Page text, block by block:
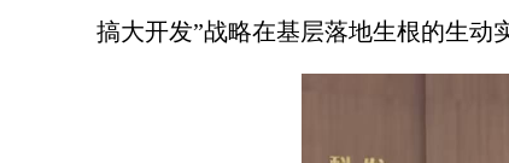
搞大开发”战略在基层落地生根的生动